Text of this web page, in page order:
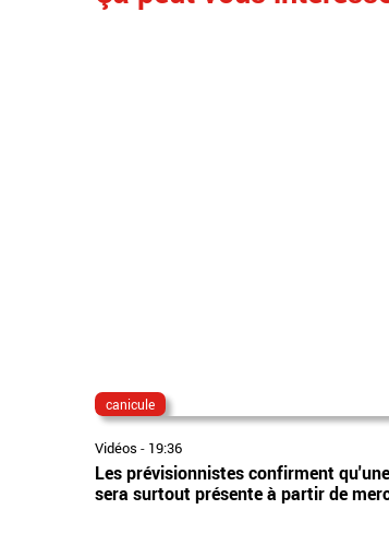
canicule
Vidéos - 19:36
Les prévisionnistes confirment
sera surtout présente à partir de